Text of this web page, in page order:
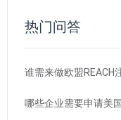
热门问答
谁需来做欧盟REACH
哪些企业需要申请美